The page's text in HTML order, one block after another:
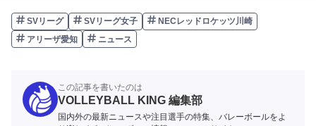
SVリーグ SVリーグ女子
NECレッドロケッツ川崎
アリーザ愛知
ニュース
この記事を書いたのは
VOLLEYBALL KING 編集部
国内外の最新ニュースや注目選手の特集、バレーボールをよ